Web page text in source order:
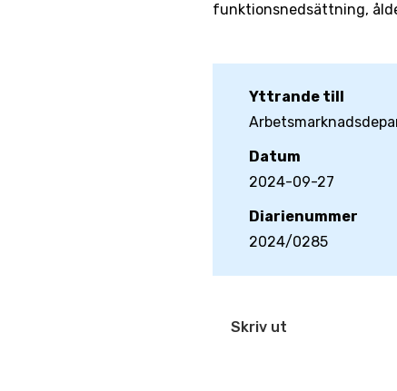
funktionsnedsättning,
Yttrande till
Datum
2024-09-27
Diarienummer
2024/0285
Skriv ut